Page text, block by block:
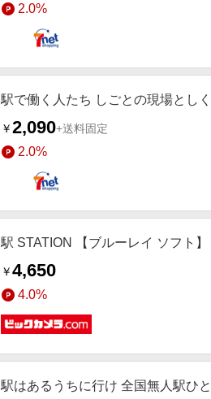
2.0%
駅で働く人たち しごとの現場とし
￥2,090+送料固定
2.0%
駅 STATION 【ブルーレイ ソフト】
￥4,650
4.0%
駅はあるうちに行け 全国無人駅ひ